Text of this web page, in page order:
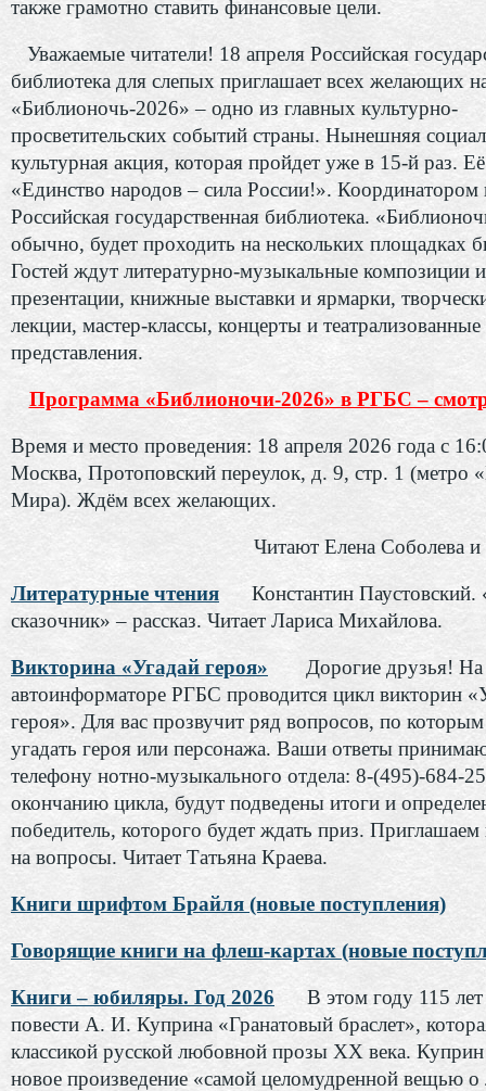
также грамотно ставить финансовые цели.
Уважаемые читатели! 18 апреля Российская
библиотека для слепых приглашает всех желающих
«Библионочь-2026» – одно из главных культурно-
просветительских событий страны. Нынешняя
культурная акция, которая пройдет уже в 15-й раз.
«Единство народов – сила России!». Координатором
Российская государственная библиотека.
обычно, будет проходить на нескольких площадках
Гостей ждут литературно-музыкальные композиции и
презентации, книжные выставки и ярмарки,
лекции, мастер-классы, концерты и театрализованные
представления.
Программа «Библионочи-2026» в РГБС –
Время и место проведения: 18 апреля 2026 года с
Москва, Протоповский переулок, д. 9, стр. 1 (метро
Мира). Ждём всех желающих.
Читают Елена Соболева
Литературные чтения
Константин Паустовский.
сказочник» – рассказ. Читает Лариса Михайлова.
Викторина «Угадай героя»
Дорогие друзья! На
автоинформаторе РГБС проводится цикл викторин
героя». Для вас прозвучит ряд вопросов, по
угадать героя или персонажа. Ваши ответы
телефону нотно-музыкального отдела: 8-(495)-684-
окончанию цикла, будут подведены итоги и
победитель, которого будет ждать приз. Приглашаем
на вопросы. Читает Татьяна Краева.
Книги шрифтом Брайля (новые поступления)
Говорящие книги на флеш-картах (новые
Книги – юбиляры. Год 2026
В этом году 115
повести А. И. Куприна «Гранатовый браслет»,
классикой русской любовной прозы ХХ века. Куприн
новое произведение «самой целомудренной вещью